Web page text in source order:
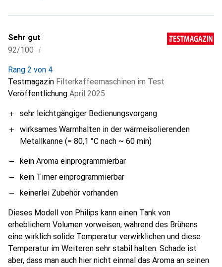
Sehr gut
92/100 i
Rang 2 von 4
Testmagazin Filterkaffeemaschinen im Test
Veröffentlichung April 2025
sehr leichtgängiger Bedienungsvorgang
wirksames Warmhalten in der wärmeisolierenden
Metallkanne (= 80,1 °C nach ~ 60 min)
kein Aroma einprogrammierbar
kein Timer einprogrammierbar
keinerlei Zubehör vorhanden
Dieses Modell von Philips kann einen Tank von
erheblichem Volumen vorweisen, während des Brühens
eine wirklich solide Temperatur verwirklichen und diese
Temperatur im Weiteren sehr stabil halten. Schade ist
aber, dass man auch hier nicht einmal das Aroma an seinen